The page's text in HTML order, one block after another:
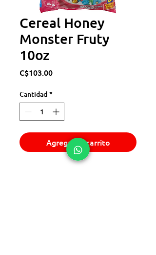
Cereal Honey
Monster Fruty
10oz
C$103.00Precio
Cantidad *
Agregar al carrito